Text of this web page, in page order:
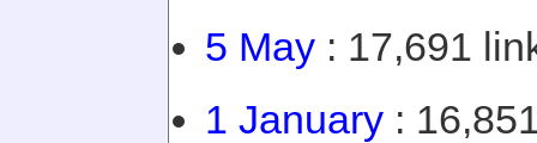
5 May : 17,691
1 January :